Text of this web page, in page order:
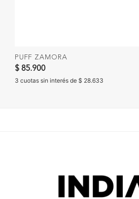
PUFF ZAMORA
$ 85.900
3 cuotas sin interés de $ 28.633